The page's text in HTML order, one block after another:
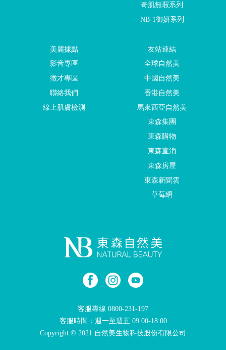
客服專線 0800-231-197
客服時間：週一至週五 09:00-18:00
Copyright © 2021 自然美生物科技股份有限公司
奇肌無瑕系列
NB-1御妍系列
美麗據點
影音專區
徵才專區
聯絡我們
線上肌膚檢測
友站連結
全球自然美
中國自然美
香港自然美
馬來西亞自然美
東森集團
東森購物
東森直消
東森房屋
東森新聞雲
草莓網